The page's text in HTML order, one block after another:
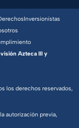
los derechos reservados,
autorización previa,
Inversionistas
Azteca III y